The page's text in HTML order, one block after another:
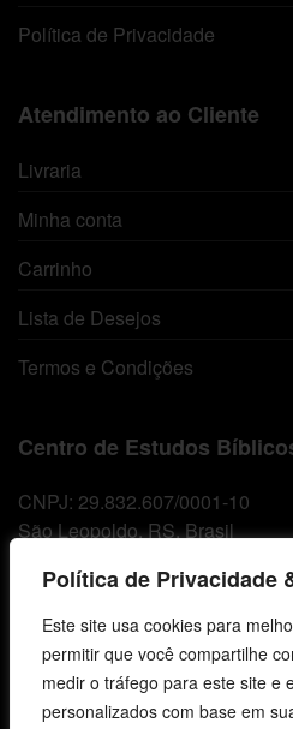
Política de Privacidade
Este site usa cookies para
permitir que você compartilhe
medir o tráfego para este site e
personalizados com base em
Política de Privacidade
Atendimento ao Cliente
Livraria
Minha conta
Carrinho
Lista de Desejos
Termos e Condições
Centro de Estudos
CNPJ: 29.832.607/0001-10
São Leopoldo, RS, Brasil
Fale Conosco
E-mails
vendas@cebi.org.br